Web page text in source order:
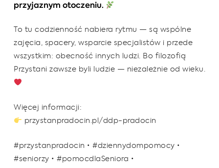
przyjaznym otoczeniu.
To tu codzienność nabiera rytmu — są wspólne
zajęcia, spacery, wsparcie specjalistów i przede
wszystkim: obecność innych ludzi. Bo filozofią
Przystani zawsze byli ludzie — niezależnie od wieku.
Więcej informacji:
przystanpradocin.pl/ddp-pradocin
#przystanpradocin • #dziennydompomocy •
#seniorzy • #pomocdlaSeniora •